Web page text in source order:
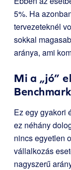
5%. Ha
tervezeteknél
sokkal
aránya, ami
Mi a „jó”
Ez egy gyakori
ez néhány
nincs egyetlen
vállalkozás
nagyszerű